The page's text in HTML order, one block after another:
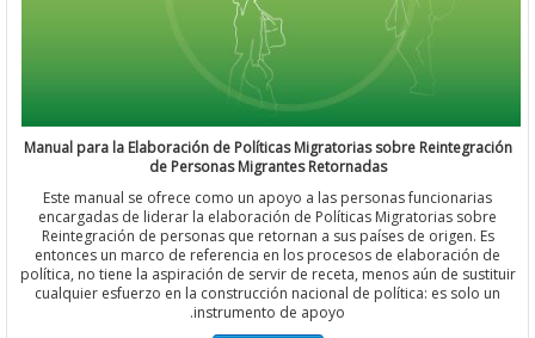
Manual para la Elaboración de Políticas Migratorias sobre
de Personas Migrantes Retornadas
Este manual se ofrece como un apoyo a las personas
encargadas de liderar la elaboración de Políticas Migratorias
Reintegración de personas que retornan a sus países de
entonces un marco de referencia en los procesos de
política, no tiene la aspiración de servir de receta, menos aún de
cualquier esfuerzo en la construcción nacional de política: es
instrumento de apoyo.